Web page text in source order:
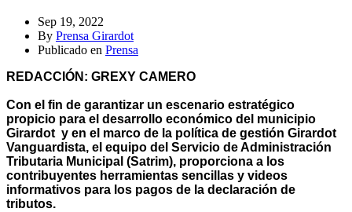
Sep 19, 2022
By Prensa Girardot
Publicado en Prensa
REDACCIÓN: GREXY CAMERO
Con el fin de garantizar un escenario estratégico
propicio para el desarrollo económico del municipio
Girardot y en el marco de la política de gestión Girardot
Vanguardista, el equipo del Servicio de Administración
Tributaria Municipal (Satrim), proporciona a los
contribuyentes herramientas sencillas y videos
informativos para los pagos de la declaración de
tributos.